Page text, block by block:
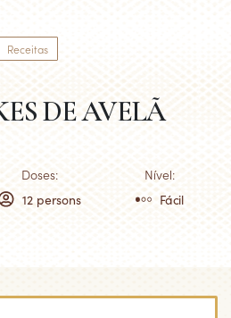
Receitas
DE AVELÃ
Doses:
Nível:
12 persons Fácil